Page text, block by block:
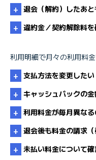
利用明細書の発行
利用明細を印刷した
退会（解約）したあ
会員サポート－利用
違約金／契約解除料
違約金・解除料・割
会員サポート－利用
利用明細で月々の利用料
支払方法を変更したい
支払方法を変更する
キャッシュバックの
利用料金が毎月異な
退会後も料金の請求
未払い料金について